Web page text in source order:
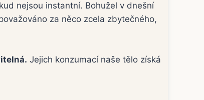
nejsou instantní. Bohužel v dnešní
za něco zcela zbytečného,
Jejich konzumací naše tělo získá